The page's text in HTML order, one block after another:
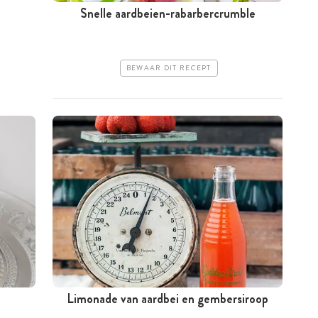
Snelle aardbeien-rabarbercrumble
BEWAAR DIT RECEPT
Limonade van aardbei en gembersiroop